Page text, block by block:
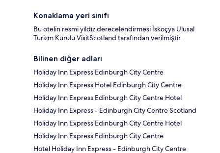
Konaklama yeri sınıfı
Bu otelin resmi yıldız derecelendirmesi İskoçya Ulusal
Turizm Kurulu VisitScotland tarafından verilmiştir.
Bilinen diğer adları
Holiday Inn Express Edinburgh City Centre
Holiday Inn Express Hotel Edinburgh City Centre
Holiday Inn Express Edinburgh City Centre Hotel
Holiday Inn Express - Edinburgh City Centre Scotland
Holiday Inn Express Edinburgh City Centre Hotel
Holiday Inn Express Edinburgh City Centre
Hotel Holiday Inn Express - Edinburgh City Centre